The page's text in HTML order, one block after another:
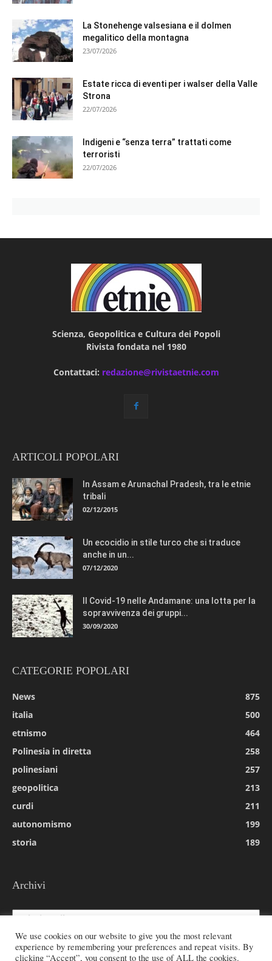
La Stonehenge valsesiana e il dolmen
megalitico della montagna
23/07/2026
Estate ricca di eventi per i walser della Valle
Strona
22/07/2026
Indigeni e “senza terra” trattati come
terroristi
22/07/2026
Scienza, Geopolitica e Cultura dei Popoli
Rivista fondata nel 1980
Contattaci: redazione@rivistaetnie.com
ARTICOLI POPOLARI
In Assam e Arunachal Pradesh, tra le etnie
tribali
02/12/2015
Un ecocidio in stile turco che si traduce
anche in un...
07/12/2020
Il Covid-19 nelle Andamane: una lotta per la
sopravvivenza dei gruppi...
30/09/2020
CATEGORIE POPOLARI
News
875
italia
500
etnismo
464
Polinesia in diretta
258
polinesiani
257
geopolitica
213
curdi
211
autonomismo
199
storia
189
Archivi
Archivi
We use cookies on our website to give you the most relevant
experience by remembering your preferences and repeat visits. By
clicking “Accept”, you consent to the use of ALL the cookies.